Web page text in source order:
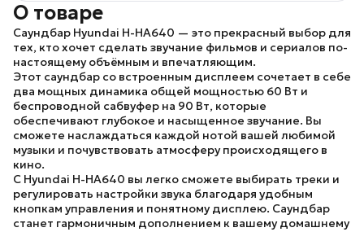
О товаре
Саундбар Hyundai H-HA640 — это прекрасный выбор для
тех, кто хочет сделать звучание фильмов и сериалов по-
настоящему объёмным и впечатляющим.
Этот саундбар со встроенным дисплеем сочетает в себе
два мощных динамика общей мощностью 60 Вт и
беспроводной сабвуфер на 90 Вт, которые
обеспечивают глубокое и насыщенное звучание. Вы
сможете наслаждаться каждой нотой вашей любимой
музыки и почувствовать атмосферу происходящего в
кино.
С Hyundai H-HA640 вы легко сможете выбирать треки и
регулировать настройки звука благодаря удобным
кнопкам управления и понятному дисплею. Саундбар
станет гармоничным дополнением к вашему домашнему